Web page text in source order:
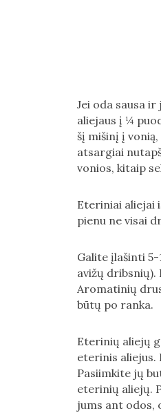
Jei oda sausa
aliejaus į ¼
šį mišinį į
atsargiai
vonios, kitaip
Eteriniai aliejai
pienu ne visai
Galite įlašinti
avižų
Aromatinių
būtų po ranka.
Eterinių aliejų
eterinis aliejus.
Pasiimkite jų
eterinių aliejų.
jums ant odos,